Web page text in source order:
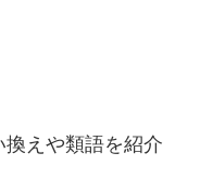
えや類語を紹介